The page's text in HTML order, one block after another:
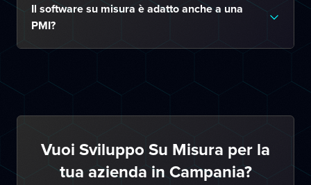
Il software su misura è adatto anche a una
PMI?
Vuoi Sviluppo Su Misura per la
tua azienda in Campania?